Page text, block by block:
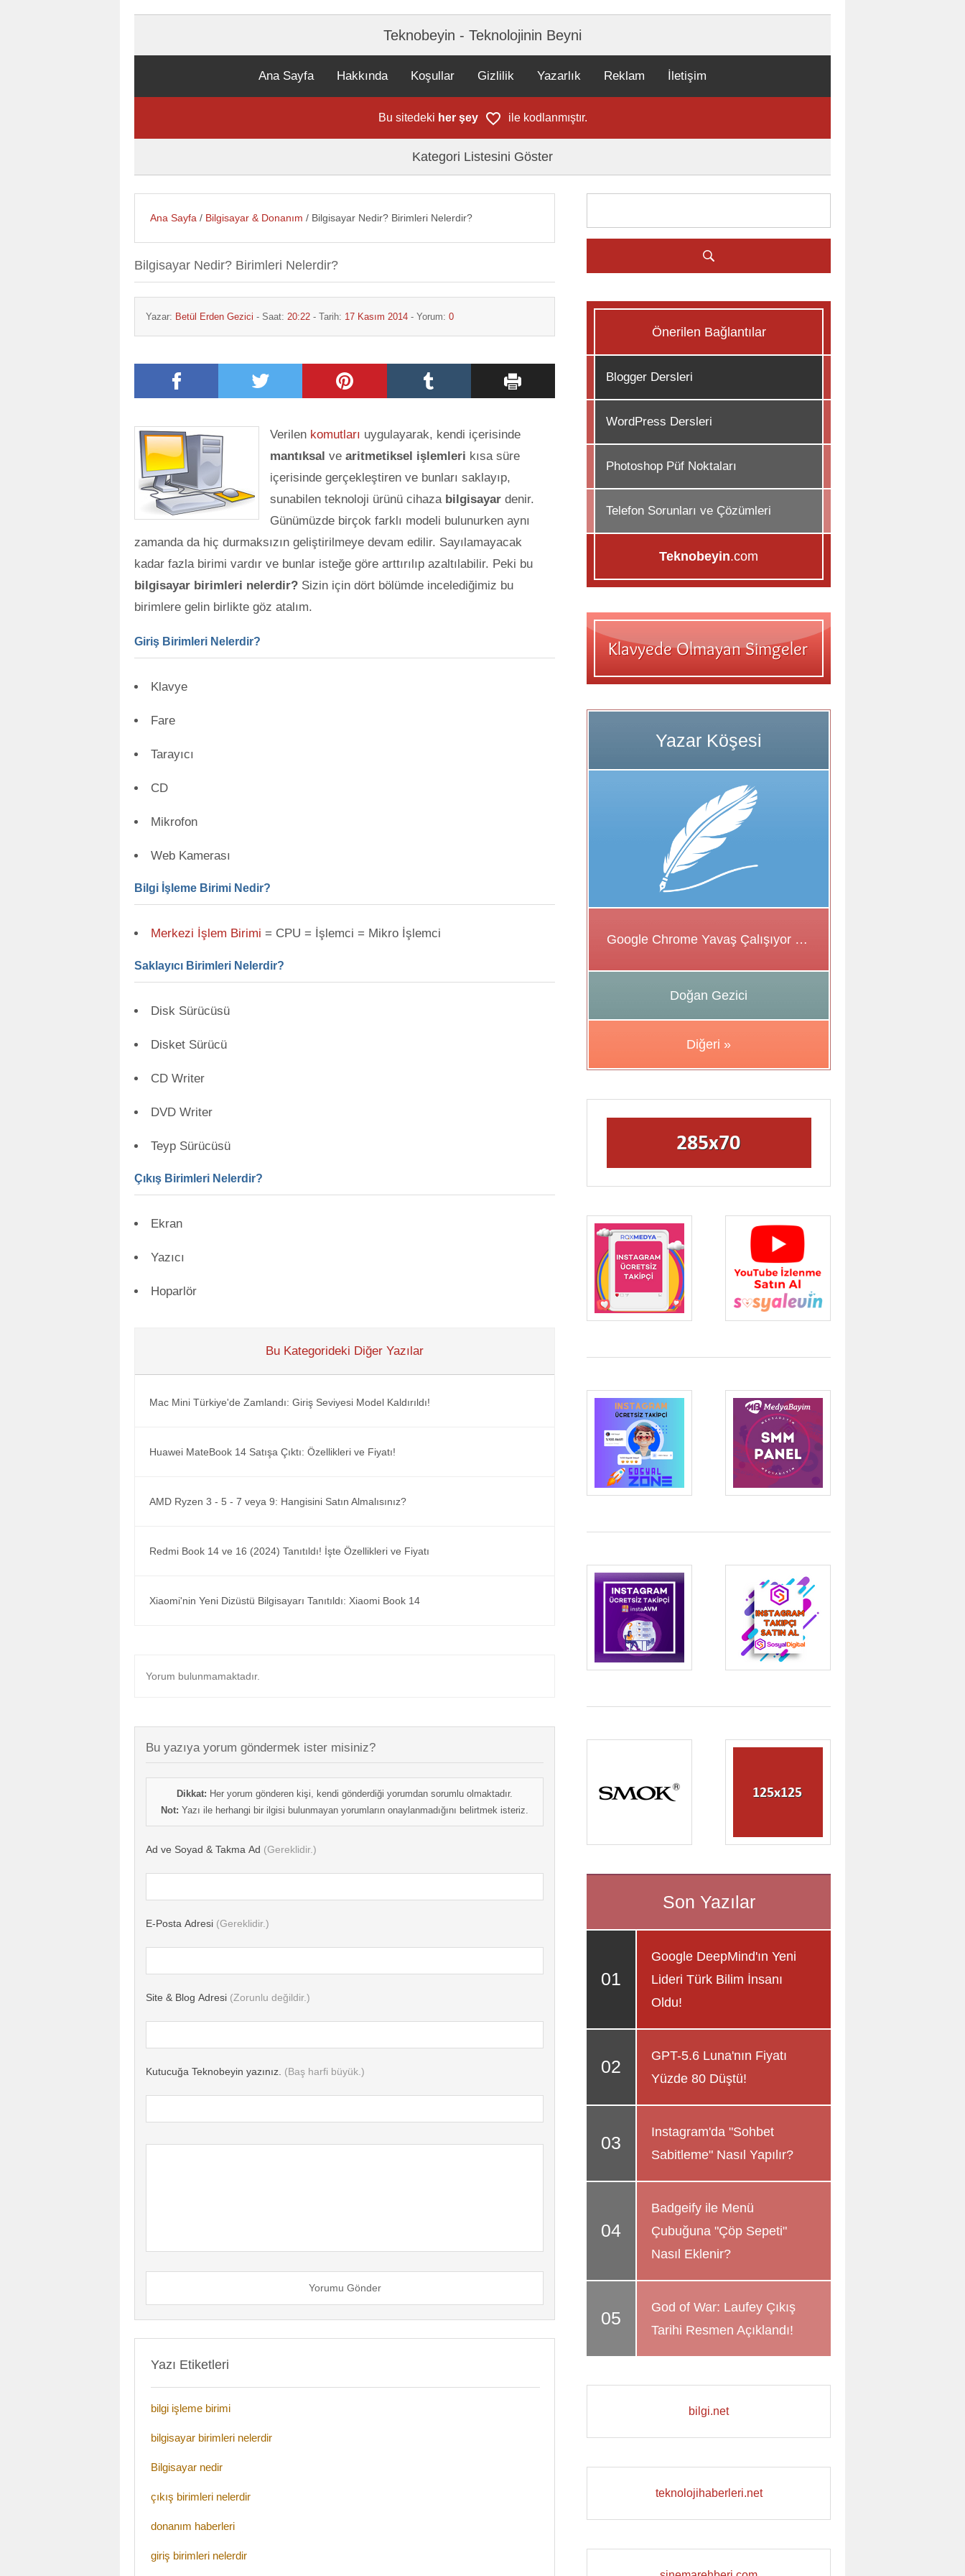
Teknobeyin - Teknolojinin Beyni
Ana Sayfa Hakkında Koşullar Gizlilik Yazarlık Reklam İletişim
Bu sitedeki her şey ile kodlanmıştır.
Kategori Listesini Göster
Ana Sayfa / Bilgisayar & Donanım / Bilgisayar Nedir? Birimleri Nelerdir?
Bilgisayar Nedir? Birimleri Nelerdir?
Yazar: Betül Erden Gezici - Saat: 20:22 - Tarih: 17 Kasım 2014 - Yorum: 0
Verilen komutları uygulayarak, kendi içerisinde
mantıksal ve aritmetiksel işlemleri kısa süre
içerisinde gerçekleştiren ve bunları saklayıp,
sunabilen teknoloji ürünü cihaza bilgisayar denir.
Günümüzde birçok farklı modeli bulunurken aynı
zamanda da hiç durmaksızın geliştirilmeye devam edilir. Sayılamayacak
kadar fazla birimi vardır ve bunlar isteğe göre arttırılıp azaltılabilir. Peki bu
bilgisayar birimleri nelerdir? Sizin için dört bölümde incelediğimiz bu
birimlere gelin birlikte göz atalım.
Giriş Birimleri Nelerdir?
Klavye
Fare
Tarayıcı
CD
Mikrofon
Web Kamerası
Bilgi İşleme Birimi Nedir?
Merkezi İşlem Birimi = CPU = İşlemci = Mikro İşlemci
Saklayıcı Birimleri Nelerdir?
Disk Sürücüsü
Disket Sürücü
CD Writer
DVD Writer
Teyp Sürücüsü
Çıkış Birimleri Nelerdir?
Ekran
Yazıcı
Hoparlör
Bu Kategorideki Diğer Yazılar
Mac Mini Türkiye'de Zamlandı: Giriş Seviyesi Model Kaldırıldı!
Huawei MateBook 14 Satışa Çıktı: Özellikleri ve Fiyatı!
AMD Ryzen 3 - 5 - 7 veya 9: Hangisini Satın Almalısınız?
Redmi Book 14 ve 16 (2024) Tanıtıldı! İşte Özellikleri ve Fiyatı
Xiaomi'nin Yeni Dizüstü Bilgisayarı Tanıtıldı: Xiaomi Book 14
Yorum bulunmamaktadır.
Bu yazıya yorum göndermek ister misiniz?
Dikkat: Her yorum gönderen kişi, kendi gönderdiği yorumdan sorumlu olmaktadır.
Not: Yazı ile herhangi bir ilgisi bulunmayan yorumların onaylanmadığını belirtmek isteriz.
Ad ve Soyad & Takma Ad (Gereklidir.)
E-Posta Adresi (Gereklidir.)
Site & Blog Adresi (Zorunlu değildir.)
Kutucuğa Teknobeyin yazınız. (Baş harfi büyük.)
Yorumu Gönder
Yazı Etiketleri
bilgi işleme birimi
bilgisayar birimleri nelerdir
Bilgisayar nedir
çıkış birimleri nelerdir
donanım haberleri
giriş birimleri nelerdir
Önerilen Bağlantılar
Blogger Dersleri
WordPress Dersleri
Photoshop Püf Noktaları
Telefon Sorunları ve Çözümleri
Teknobeyin.com
Google Chrome Yavaş Çalışıyor Sorunu için Çözüm Önerileri
Doğan Gezici
Diğeri »
Google DeepMind'ın Yeni
Lideri Türk Bilim İnsanı
Oldu!
GPT-5.6 Luna'nın Fiyatı
Yüzde 80 Düştü!
Instagram'da "Sohbet
Sabitleme" Nasıl Yapılır?
Badgeify ile Menü
Çubuğuna "Çöp Sepeti"
Nasıl Eklenir?
God of War: Laufey Çıkış
Tarihi Resmen Açıklandı!
bilgi.net
teknolojihaberleri.net